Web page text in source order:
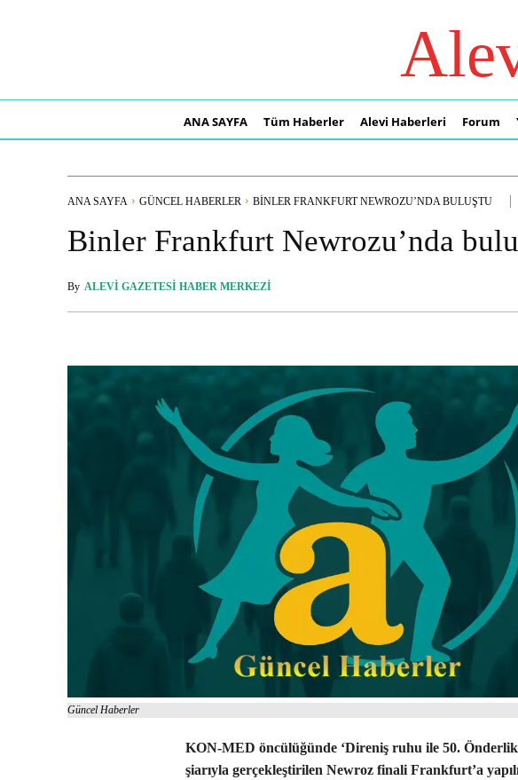
ANA SAYFA Tüm Haberler Alevi Haberleri Forum
ANA SAYFA GÜNCEL HABERLER BINLER FRANKFURT NEWROZU’NDA BULUŞTU
Binler Frankfurt Newrozu’nda
By ALEVI GAZETESI HABER MERKEZI
Güncel Haberler
KON-MED öncülüğünde ‘Direniş ruhu ile 50.
şiarıyla gerçekleştirilen Newroz finali Frankfurt’a